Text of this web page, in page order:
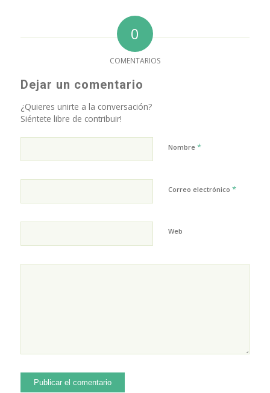
0
COMENTARIOS
Dejar un comentario
¿Quieres unirte a la conversación?
Siéntete libre de contribuir!
Nombre *
Correo electrónico *
Web